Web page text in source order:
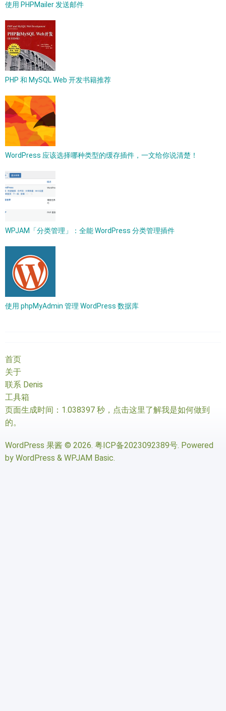
使用 PHPMailer 发送邮件
PHP 和 MySQL Web 开发书籍推荐
WordPress 应该选择哪种类型的缓存插件，一文给你说清楚！
WPJAM「分类管理」：全能 WordPress 分类管理插件
使用 phpMyAdmin 管理 WordPress 数据库
首页
关于
联系 Denis
工具箱
页面生成时间：1.038397 秒， 点击这里了解我是如何做到
的。
WordPress 果酱 © 2026. 粤ICP备2023092389号. Powered
by WordPress & WPJAM Basic.